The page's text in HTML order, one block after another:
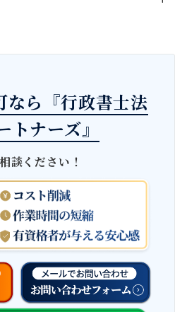
なら『行政書士法
トナーズ』
談ください！